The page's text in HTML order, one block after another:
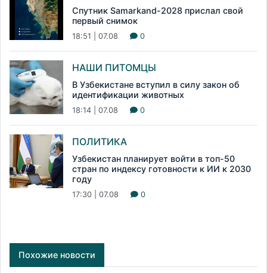
Спутник Samarkand-2028 прислал свой
первый снимок
18:51 | 07.08 0
НАШИ ПИТОМЦЫ
В Узбекистане вступил в силу закон об
идентификации животных
18:14 | 07.08 0
ПОЛИТИКА
Узбекистан планирует войти в топ-50
стран по индексу готовности к ИИ к 2030
году
17:30 | 07.08 0
Похожие новости